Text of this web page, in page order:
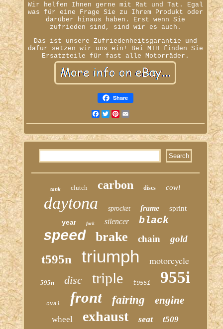
Wir helfen Ihnen gerne mit Rat und Tat. Egal
was für eine Frage Sie zu Ihrem Produkt oder
darüber hinaus haben. Erst wenn Sie
zufrieden sind, sind wir es auch.
Das ist unsere Zufriedenheitsgarantie und
dafür setzen wir uns ein! Bei MTH finden Sie
Ersatzteile für fast alle Motorräder.
Share
Facebook
TwitterPinterest
tank clutch carbon discs cowl
daytona sprocket frame
sprint
year
fork silencer black
speed brake chain gold
t595n triumph motorcycle
595n disc triple t955i 955i
oval front fairing engine
wheel exhaust seat t509